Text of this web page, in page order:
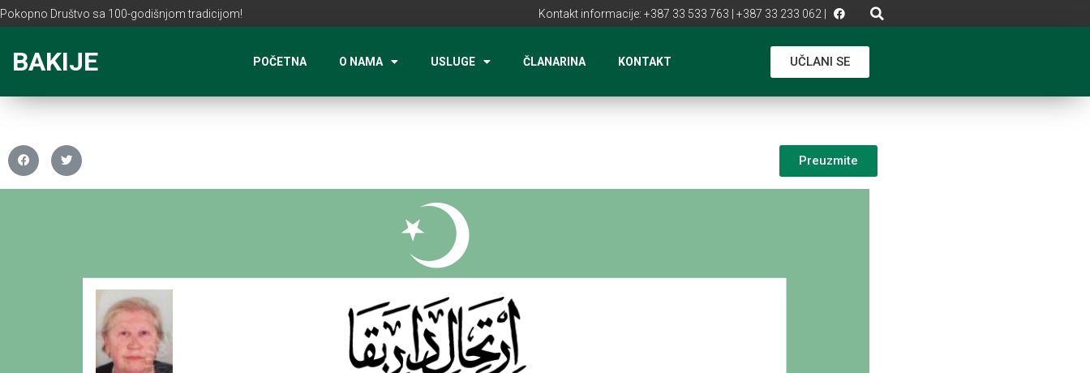
Pokopno Društvo sa 100-godišnjom tradicijom! Kontakt informacije: +387 33 533 763 | +387 33 233 062 |
BAKIJE POČETNA O NAMA USLUGE ČLANARINA KONTAKT UČLANI SE
Preuzmite